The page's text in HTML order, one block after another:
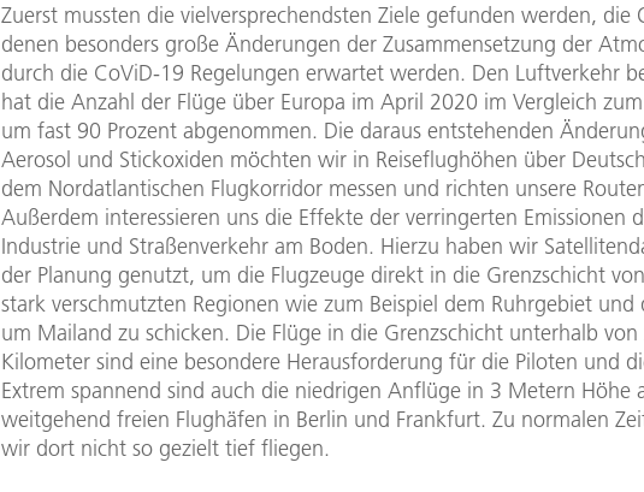
Zuerst mussten die vielversprechendsten Ziele gefunden werden, die
denen besonders große Änderungen der Zusammensetzung der
durch die CoViD-19 Regelungen erwartet werden. Den Luftverkehr
hat die Anzahl der Flüge über Europa im April 2020 im Vergleich
um fast 90 Prozent abgenommen. Die daraus entstehenden
Aerosol und Stickoxiden möchten wir in Reiseflughöhen über
dem Nordatlantischen Flugkorridor messen und richten unsere
Außerdem interessieren uns die Effekte der verringerten Emissionen
Industrie und Straßenverkehr am Boden. Hierzu haben wir
der Planung genutzt, um die Flugzeuge direkt in die Grenzschicht
stark verschmutzten Regionen wie zum Beispiel dem Ruhrgebiet und
um Mailand zu schicken. Die Flüge in die Grenzschicht unterhalb von
Kilometer sind eine besondere Herausforderung für die Piloten und
Extrem spannend sind auch die niedrigen Anflüge in 3 Metern Höhe
weitgehend freien Flughäfen in Berlin und Frankfurt. Zu normalen
wir dort nicht so gezielt tief fliegen.